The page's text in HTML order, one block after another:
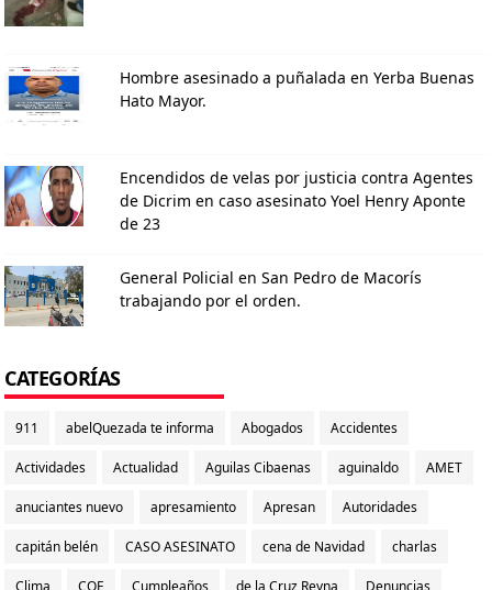
Hombre asesinado a puñalada en Yerba Buenas
Hato Mayor.
Encendidos de velas por justicia contra Agentes
de Dicrim en caso asesinato Yoel Henry Aponte
de 23
General Policial en San Pedro de Macorís
trabajando por el orden.
CATEGORÍAS
911 abelQuezada te informa Abogados Accidentes
Actividades Actualidad Aguilas Cibaenas aguinaldo AMET
anuciantes nuevo apresamiento Apresan Autoridades
capitán belén CASO ASESINATO cena de Navidad charlas
Clima COE Cumpleaños de la Cruz Reyna Denuncias